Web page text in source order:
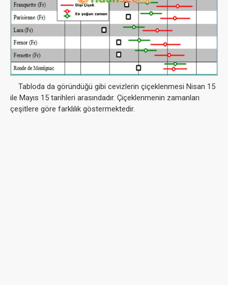
Tabloda da göründüğü gibi cevizlerin çiçeklenmesi Nisan 15
ile Mayıs 15 tarihleri arasındadır. Çiçeklenmenin zamanları
çeşitlere göre farklılık göstermektedir.